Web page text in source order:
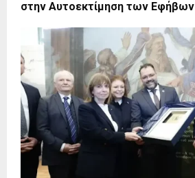
στην Αυτοεκτίμηση των Εφήβων